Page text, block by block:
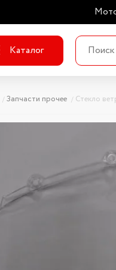
Каталог
Запчасти прочее Стекло